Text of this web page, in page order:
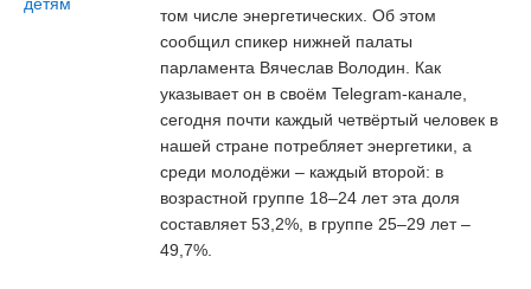
том числе энергетических. Об этом
сообщил спикер нижней палаты
парламента Вячеслав Володин. Как
указывает он в своём Telegram-канале,
cегодня почти каждый четвёртый человек в
нашей стране потребляет энергетики, а
среди молодёжи – каждый второй: в
возрастной группе 18–24 лет эта доля
составляет 53,2%, в группе 25–29 лет –
49,7%.